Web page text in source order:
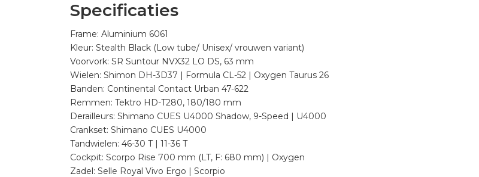
Specificaties
Frame: Aluminium 6061
Kleur: Stealth Black (Low tube/ Unisex/ vrouwen variant)
Voorvork: SR Suntour NVX32 LO DS, 63 mm
Wielen: Shimon DH-3D37 | Formula CL-52 | Oxygen Taurus 26
Banden: Continental Contact Urban 47-622
Remmen: Tektro HD-T280, 180/180 mm
Derailleurs: Shimano CUES U4000 Shadow, 9-Speed | U4000
Crankset: Shimano CUES U4000
Tandwielen: 46-30 T | 11-36 T
Cockpit: Scorpo Rise 700 mm (LT, F: 680 mm) | Oxygen
Zadel: Selle Royal Vivo Ergo | Scorpio